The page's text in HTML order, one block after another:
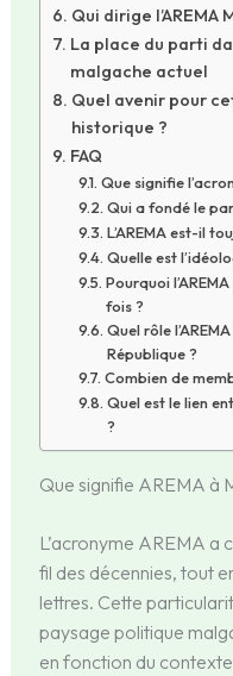
Qui dirige l’AREMA
La place du parti
malgache actuel
Quel avenir pour
historique ?
FAQ
Que signifie
Qui a fondé le
L’AREMA est-il
Quelle est
Pourquoi
fois ?
Quel rôle
République ?
Combien de
Quel est le lien
?
Que signifie AREMA à
L’acronyme AREMA a
fil des décennies, tout
lettres. Cette
paysage politique
en fonction du